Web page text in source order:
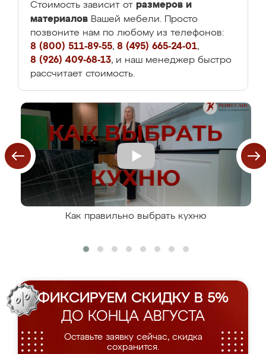
Стоимость зависит от размеров и
материалов Вашей мебели. Просто
позвоните нам по любому из телефонов:
8 (800) 511-89-55, 8 (495) 665-24-01,
8 (926) 409-68-13, и наш менеджер быстро
рассчитает стоимость.
Как правильно выбрать кухню
ФИКСИРУЕМ СКИДКУ В 5%
ДО КОНЦА АВГУСТА
Оставьте заявку сейчас, скидка
сохранится.